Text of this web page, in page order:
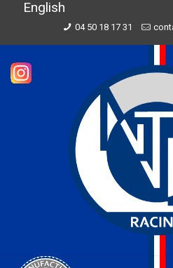
English
04 50 18 17 31